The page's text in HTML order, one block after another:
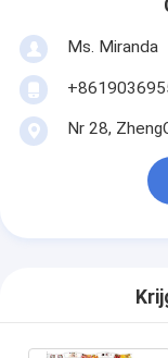
Ms. Miranda
Nr 28,